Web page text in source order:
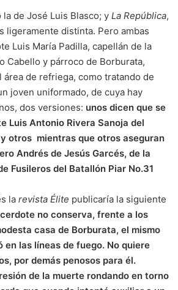
la de José Luis Blasco; y La República,
ligeramente distinta. Pero ambas
Luis María Padilla, capellán de la
Cabello y párroco de Borburata,
área de refriega, como tratando de
joven uniformado, de cuya hay
dos versiones: unos dicen que se
Luis Antonio Rivera Sanoja del
otros mientras que otros aseguran
Andrés de Jesús Garcés, de la
Fusileros del Batallón Piar No.31
la revista Élite publicaría la siguiente
no conserva, frente a los
casa de Borburata, el mismo
en las líneas de fuego. No quiere
por demás penosos para él.
de la muerte rondando en torno